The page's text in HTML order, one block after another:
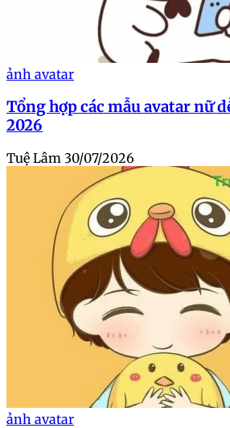
ảnh avatar
Tổng hợp các mẫu avatar nữ
2026
Tuệ Lâm 30/07/2026
ảnh avatar